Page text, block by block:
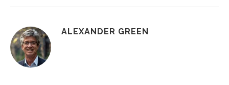
ALEXANDER GREEN